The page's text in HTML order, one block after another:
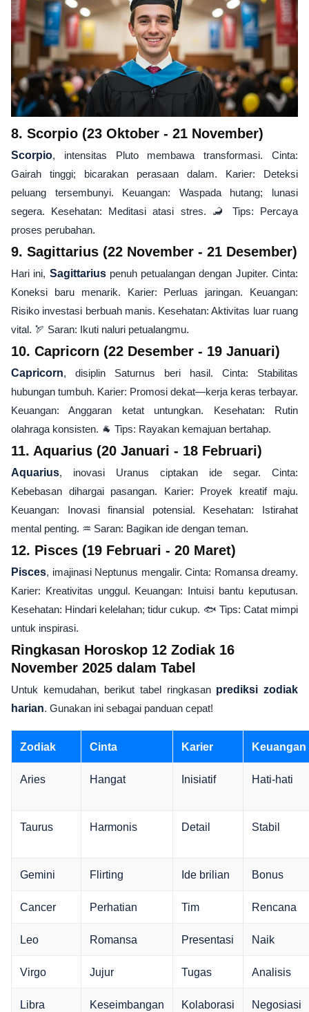
8. Scorpio (23 Oktober - 21 November)
Scorpio, intensitas Pluto membawa transformasi. Cinta:
Gairah tinggi; bicarakan perasaan dalam. Karier: Deteksi
peluang tersembunyi. Keuangan: Waspada hutang; lunasi
segera. Kesehatan: Meditasi atasi stres. 🦂 Tips: Percaya
proses perubahan.
9. Sagittarius (22 November - 21 Desember)
Hari ini, Sagittariuspenuh petualangan dengan Jupiter. Cinta:
Koneksi baru menarik. Karier: Perluas jaringan. Keuangan:
Risiko investasi berbuah manis. Kesehatan: Aktivitas luar ruang
vital. 🏹 Saran: Ikuti naluri petualangmu.
10. Capricorn (22 Desember - 19 Januari)
Capricorn, disiplin Saturnus beri hasil. Cinta: Stabilitas
hubungan tumbuh. Karier: Promosi dekat—kerja keras terbayar.
Keuangan: Anggaran ketat untungkan. Kesehatan: Rutin
olahraga konsisten. 🐐 Tips: Rayakan kemajuan bertahap.
11. Aquarius (20 Januari - 18 Februari)
Aquarius, inovasi Uranus ciptakan ide segar. Cinta:
Kebebasan dihargai pasangan. Karier: Proyek kreatif maju.
Keuangan: Inovasi finansial potensial. Kesehatan: Istirahat
mental penting. ♒ Saran: Bagikan ide dengan teman.
12. Pisces (19 Februari - 20 Maret)
Pisces, imajinasi Neptunus mengalir. Cinta: Romansa dreamy.
Karier: Kreativitas unggul. Keuangan: Intuisi bantu keputusan.
Kesehatan: Hindari kelelahan; tidur cukup. 🐟 Tips: Catat mimpi
untuk inspirasi.
Ringkasan Horoskop 12 Zodiak 16
November 2025 dalam Tabel
Untuk kemudahan, berikut tabel ringkasan prediksi zodiak
harian. Gunakan ini sebagai panduan cepat!
Zodiak Cinta Karier Keuangan
Aries Hangat Inisiatif Hati-hati
Taurus Harmonis Detail Stabil
Gemini Flirting Ide brilian Bonus
Cancer Perhatian Tim Rencana
Leo Romansa Presentasi Naik
Virgo Jujur Tugas Analisis
Libra Keseimbangan Kolaborasi Negosiasi